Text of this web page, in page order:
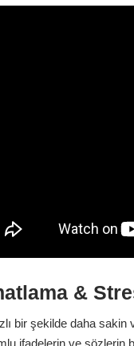
&
bir şekilde daha
ifadelerin ve sözlerin